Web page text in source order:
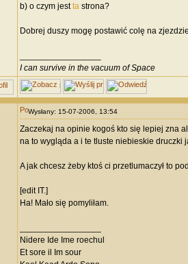
b) o czym jesttastrona?
Dobrej duszy mogę postawić colę na
I can survive in the vacuum of Space
Wysłany: 15-07-2006, 13:54
Zaczekaj na opinie kogoś kto się lepiej zna
na to wygląda a i te tluste niebieskie druczki
A jak chcesz żeby ktoś ci przetlumaczył to
[edit IT.]
Ha! Mało się pomyliłam.
Nidere Ide Ime roechul
Et sore il Im sour